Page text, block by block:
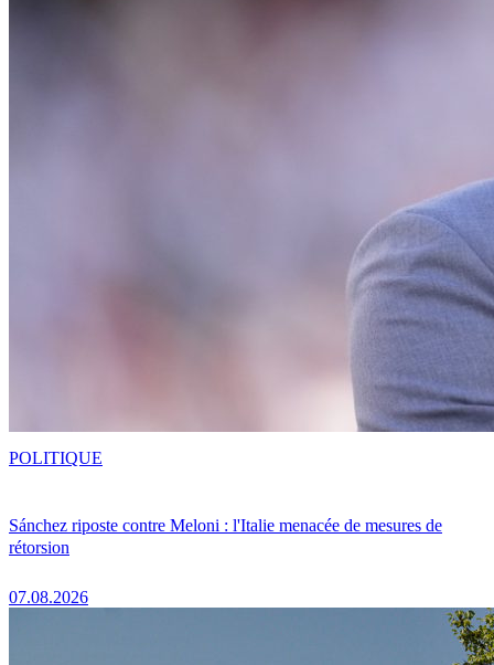
Sánchez riposte contre Meloni : l'Italie menacée de mesures de
rétorsion
07.08.2026
POLITIQUE